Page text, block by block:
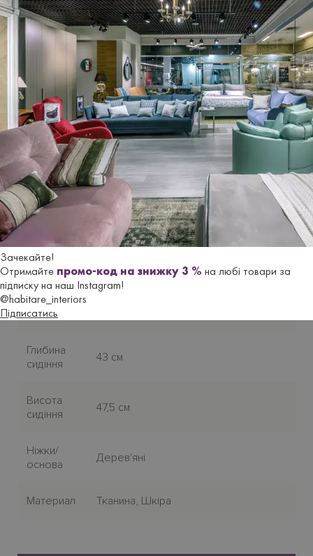
Зачекайте!
Отримайте промо-код на знижку 3 % на любі товари за
підписку на наш Instagram!
@habitare_interiors
Підписатись
Ціна стільця MILI & LALO на сайті вказана iз розрахунку
розміщення замовленнявід 4-х штукв оббивці з
Гарантійний термін - 18 місяців.
Характеристики
Бренд FAMA SOFAS
виробник
Iспанiя
Стиль Сучасний
Версія
Глибина
сидіння
43 см
Висота
сидіння
47,5 см
Нiжки/
основа
Дерев'яні
Материал Тканина, Шкіра